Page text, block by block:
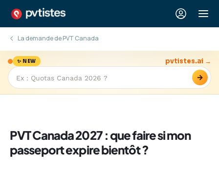
La demande de PVT Canada
✨ NEW
→
pvtistes.ai →
PVT Canada 2027 : que faire si mon
passeport expire bientôt ?